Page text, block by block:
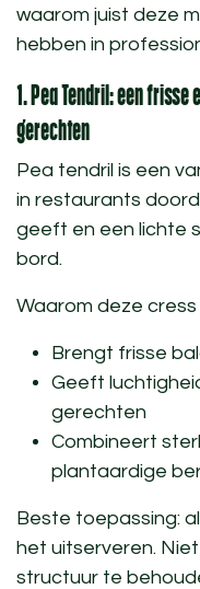
waarom juist deze
hebben in
1.Pea Tendril: een
gerechten
Pea tendril is een
in restaurants
geeft en een lichte
bord.
Waarom deze
Brengt frisse
Geeft
gerechten
Combineert
plantaardige
Beste toepassing:
het uitserveren.
structuur te